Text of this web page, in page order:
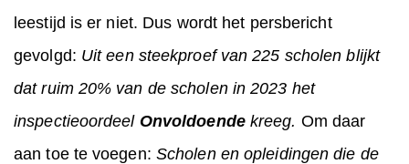
leestijd is er niet. Dus wordt het persbericht
gevolgd: Uit een steekproef van 225 scholen blijkt
dat ruim 20% van de scholen in 2023 het
inspectieoordeel Onvoldoendekreeg. Om daar
aan toe te voegen: Scholen en opleidingen die de